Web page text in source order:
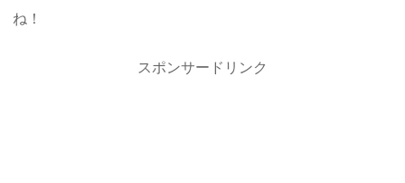
ね！
スポンサードリンク